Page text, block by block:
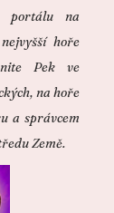
portálu na
hoře
Pek ve
na hoře
a správcem
Země.